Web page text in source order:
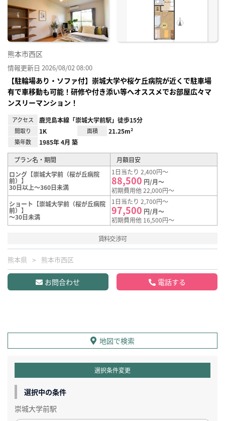
熊本市西区
情報更新日 2026/08/02 08:00
【駐輪場あり・ソファ付】崇城大学や桜ケ丘病院が近くで駐車場
有で車移動も可能！研修や付き添い等へオススメでお部屋広々マ
ンスリーマンション！
アクセス 鹿児島本線「崇城大学前駅」徒歩15分
間取り 1K 面積 21.25m²
築年数 1985年 4月 築
プラン名・期間
月額目安
ロング【崇城大学前（桜が丘病院
前）】
30日以上～360日未満
1日当たり 2,400円～
88,500 円/月～
初期費用他 22,000円～
ショート【崇城大学前（桜が丘病院
前）】
～30日未満
1日当たり 2,700円～
97,500 円/月～
初期費用他 16,500円～
賃料交渉可
熊本県 熊本市西区
お問合わせ 電話する
地図で検索
選択条件変更
選択中の条件
崇城大学前駅